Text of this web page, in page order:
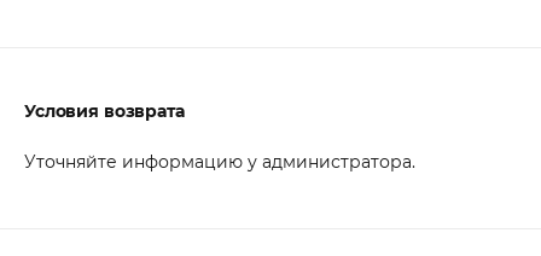
Условия возврата
Уточняйте информацию у администратора.